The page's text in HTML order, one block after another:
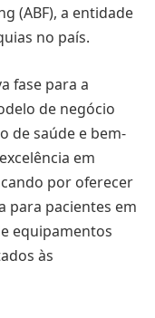
(ABF), a entidade
no país.
fase para a
de negócio
de saúde e bem-
em
por oferecer
para pacientes em
equipamentos
às